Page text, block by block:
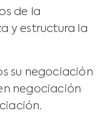
de la
y estructura la
su negociación
negociación